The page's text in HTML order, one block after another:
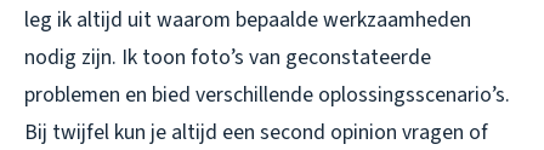
leg ik altijd uit waarom bepaalde werkzaamheden
nodig zijn. Ik toon foto’s van geconstateerde
problemen en bied verschillende oplossingsscenario’s.
Bij twijfel kun je altijd een second opinion vragen of